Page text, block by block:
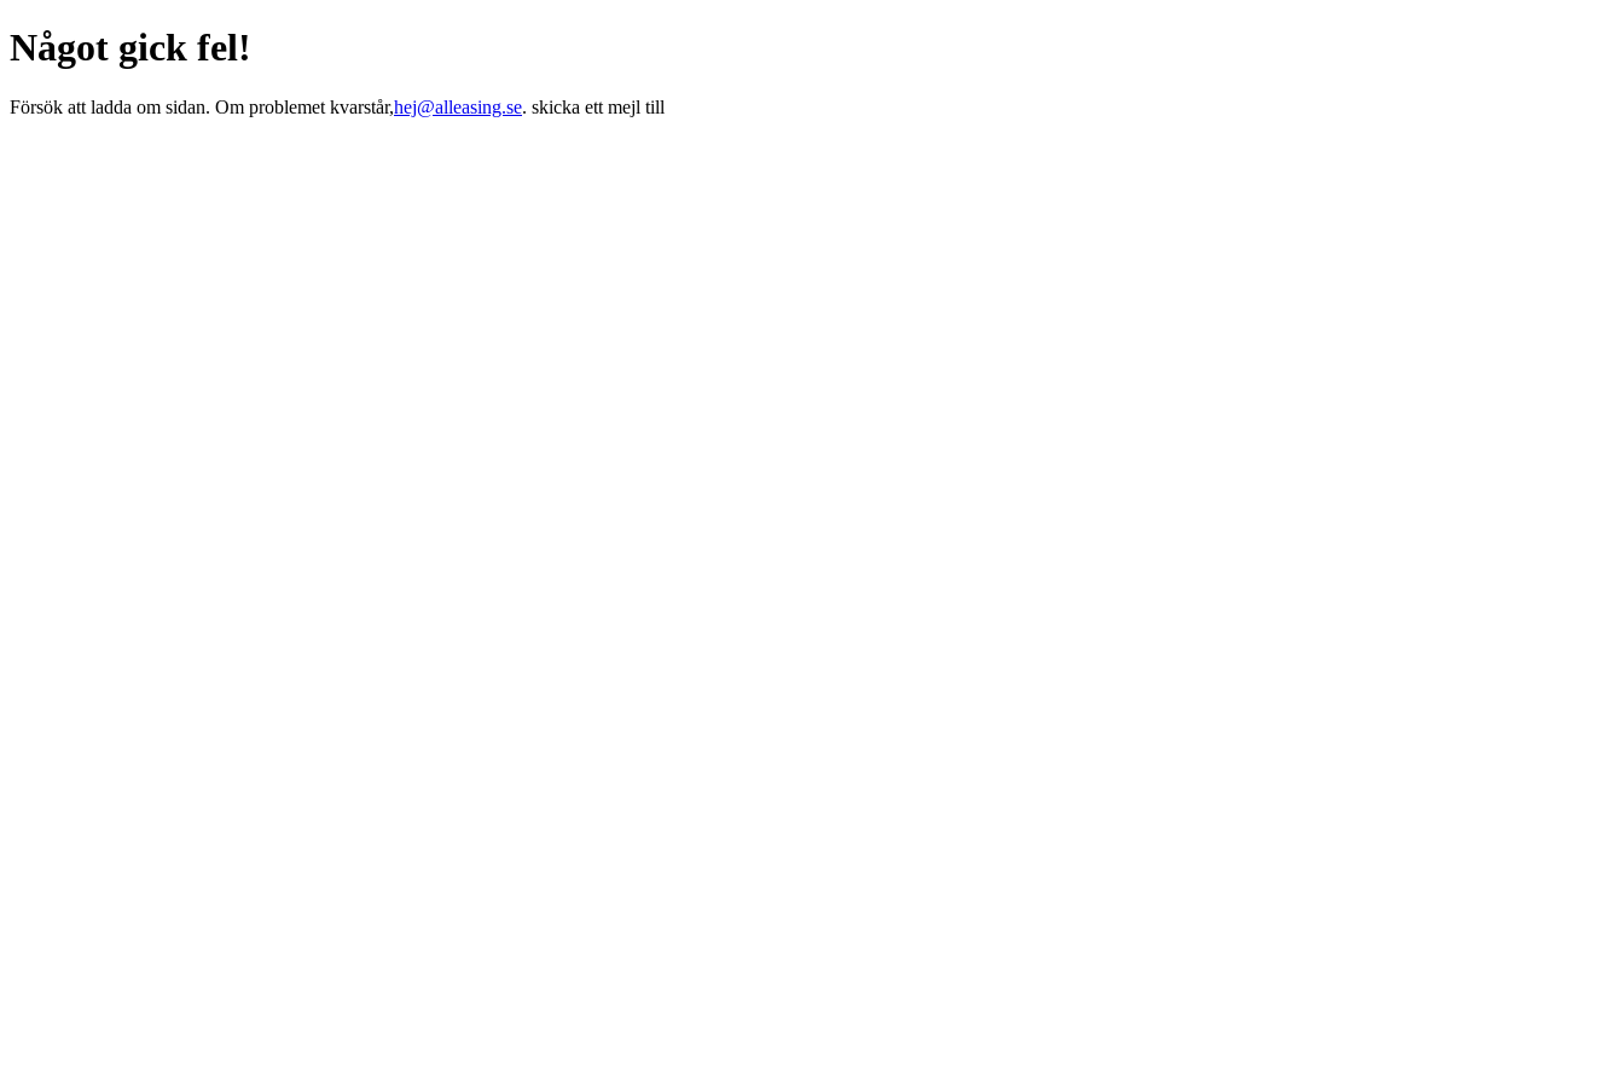
Något gick fel!
Försök att ladda om sidan. Om problemet kvarstår,hej@alleasing.se. skicka ett mejl till